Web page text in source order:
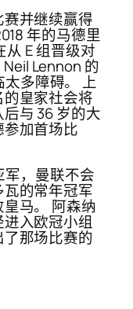
并继续赢得
年的马德里
从 E 组晋级对
Lennon 的
多障碍。 上
皇家社会将
与 36 岁的大
加首场比
军，曼联不会
的常年冠军
马。 阿森纳
入欧冠小组
那场比赛的